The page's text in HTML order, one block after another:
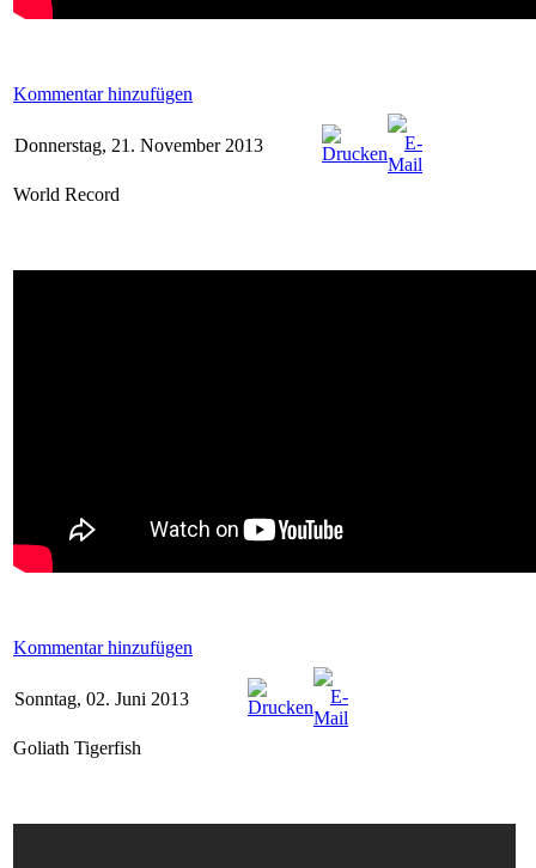
Kommentar hinzufügen
Donnerstag, 21. November 2013
World Record
Kommentar hinzufügen
Sonntag, 02. Juni 2013
Goliath Tigerfish